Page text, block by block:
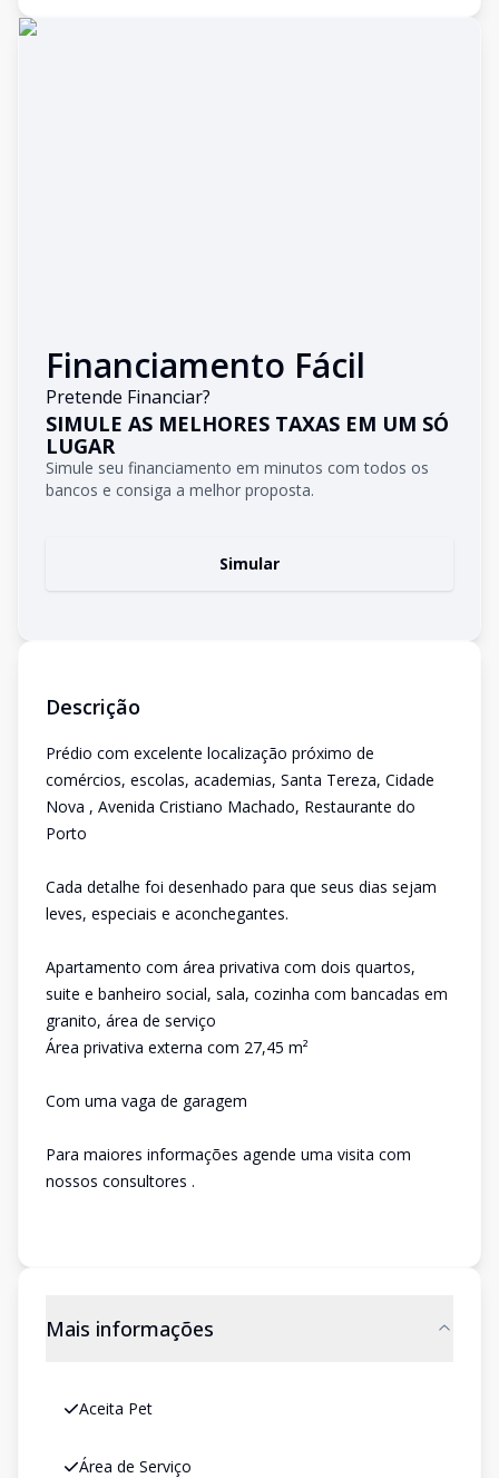
Financiamento Fácil
Pretende Financiar?
SIMULE AS MELHORES TAXAS EM UM SÓ
LUGAR
Simule seu financiamento em minutos com todos os
bancos e consiga a melhor proposta.
Simular
Descrição
Prédio com excelente localização próximo de
comércios, escolas, academias, Santa Tereza, Cidade
Nova , Avenida Cristiano Machado, Restaurante do
Porto
Cada detalhe foi desenhado para que seus dias sejam
leves, especiais e aconchegantes.
Apartamento com área privativa com dois quartos,
suite e banheiro social, sala, cozinha com bancadas em
granito, área de serviço
Área privativa externa com 27,45 m²
Com uma vaga de garagem
Para maiores informações agende uma visita com
nossos consultores .
Mais informações
Aceita Pet
Área de Serviço